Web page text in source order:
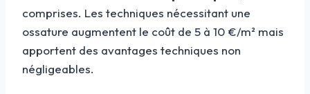
comprises. Les techniques nécessitant une
ossature augmentent le coût de 5 à 10 €/m² mais
apportent des avantages techniques non
négligeables.